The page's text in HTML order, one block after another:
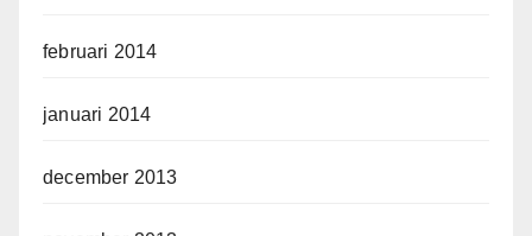
februari 2014
januari 2014
december 2013